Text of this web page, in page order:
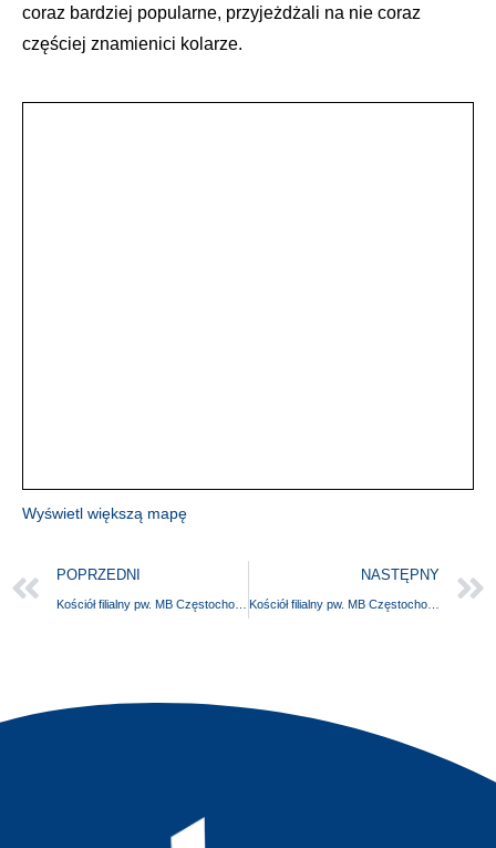
coraz bardziej popularne, przyjeżdżali na nie coraz
częściej znamienici kolarze.
Wyświetl większą mapę
POPRZEDNI NASTĘPNY
Kościół filialny pw. MB Częstochowskiej